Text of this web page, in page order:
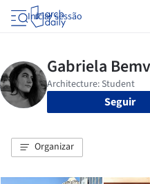
Iniciar sessão
Seguir
Organizar